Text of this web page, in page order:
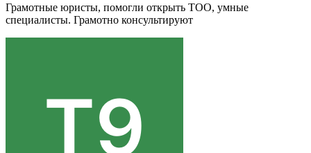
Грамотные юристы, помогли открыть ТОО, умные
специалисты. Грамотно консультируют